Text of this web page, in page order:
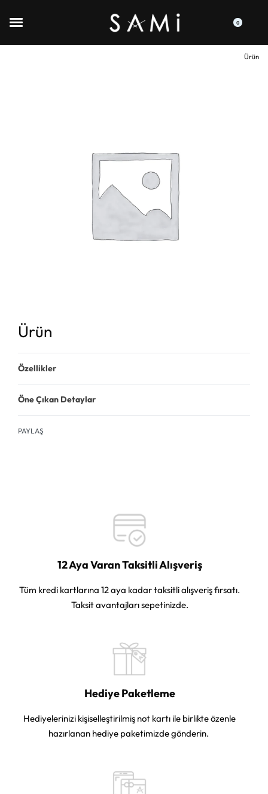
0
Ürün
Ürün
Özellikler
Öne Çıkan Detaylar
PAYLAŞ
12 Aya Varan Taksitli Alışveriş
Tüm kredi kartlarına 12 aya kadar taksitli alışveriş fırsatı.
Taksit avantajları sepetinizde.
Hediye Paketleme
Hediyelerinizi kişiselleştirilmiş not kartı ile birlikte özenle
hazırlanan hediye paketimizde gönderin.